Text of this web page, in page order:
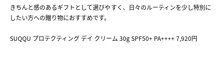
きちんと感のあるギフトとして選びやすく、日々のルーティンを少し特別に
したい方への贈り物におすすめです。
SUQQU プロテクティング デイ クリーム 30g SPF50+ PA++++ 7,920円